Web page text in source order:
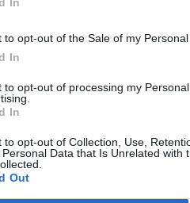
to opt-out of the Sale of my Personal
In
to opt-out of processing my
In
to opt-out of Collection, Use,
Data that Is Unrelated with
Out
Olga Malaškevičienė